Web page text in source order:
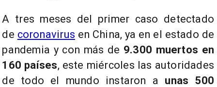
A tres meses del primer caso detectado
de coronavirus en China, ya en el estado de
pandemia y con más de 9.300 muertos en
160 países, este miércoles las autoridades
de todo el mundo instaron a unas 500